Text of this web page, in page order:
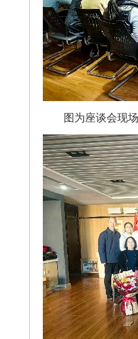
图为座谈会现场